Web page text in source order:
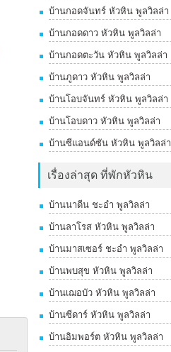
บ้านกอดจันทร์ หัวหิน พูลวิลล่า
บ้านกอดดาว หัวหิน พูลวิลล่า
บ้านกอดตะวัน หัวหิน พูลวิลล่า
บ้านภูดาว หัวหิน พูลวิลล่า
บ้านโอบจันทร์ หัวหิน พูลวิลล่า
บ้านโอบดาว หัวหิน พูลวิลล่า
บ้านซีแอนด์ซัน หัวหิน พูลวิลล่า
เรื่องล่าสุด ที่พักหัวหิน
บ้านนาดีน ชะอำ พูลวิลล่า
บ้านลาโรส หัวหิน พูลวิลล่า
บ้านมาสเซอร์ ชะอำ พูลวิลล่า
บ้านพบสุข หัวหิน พูลวิลล่า
บ้านเฌอบัว หัวหิน พูลวิลล่า
บ้านซีดาร์ หัวหิน พูลวิลล่า
บ้านอิมพอร์ต หัวหิน พูลวิลล่า